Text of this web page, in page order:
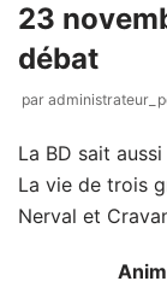
23
débat
par
La BD sait
La vie de trois
Nerval et